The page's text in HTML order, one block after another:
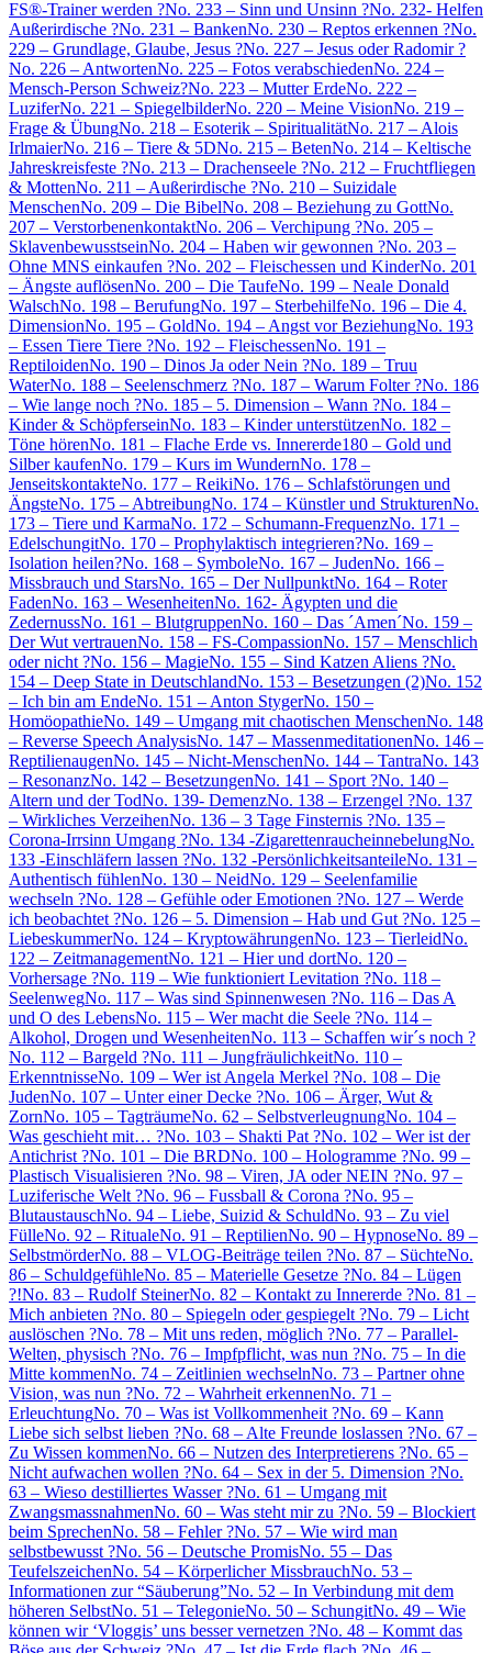
FS®-Trainer werden ?No. 233 – Sinn und Unsinn ?No. 232- Helfen
Außerirdische ?No. 231 – BankenNo. 230 – Reptos erkennen ?No.
229 – Grundlage, Glaube, Jesus ?No. 227 – Jesus oder Radomir ?
No. 226 – AntwortenNo. 225 – Fotos verabschiedenNo. 224 –
Mensch-Person Schweiz?No. 223 – Mutter ErdeNo. 222 –
LuziferNo. 221 – SpiegelbilderNo. 220 – Meine VisionNo. 219 –
Frage & ÜbungNo. 218 – Esoterik – SpiritualitätNo. 217 – Alois
IrlmaierNo. 216 – Tiere & 5DNo. 215 – BetenNo. 214 – Keltische
Jahreskreisfeste ?No. 213 – Drachenseele ?No. 212 – Fruchtfliegen
& MottenNo. 211 – Außerirdische ?No. 210 – Suizidale
MenschenNo. 209 – Die BibelNo. 208 – Beziehung zu GottNo.
207 – VerstorbenenkontaktNo. 206 – Verchipung ?No. 205 –
SklavenbewusstseinNo. 204 – Haben wir gewonnen ?No. 203 –
Ohne MNS einkaufen ?No. 202 – Fleischessen und KinderNo. 201
– Ängste auflösenNo. 200 – Die TaufeNo. 199 – Neale Donald
WalschNo. 198 – BerufungNo. 197 – SterbehilfeNo. 196 – Die 4.
DimensionNo. 195 – GoldNo. 194 – Angst vor BeziehungNo. 193
– Essen Tiere Tiere ?No. 192 – FleischessenNo. 191 –
ReptiloidenNo. 190 – Dinos Ja oder Nein ?No. 189 – Truu
WaterNo. 188 – Seelenschmerz ?No. 187 – Warum Folter ?No. 186
– Wie lange noch ?No. 185 – 5. Dimension – Wann ?No. 184 –
Kinder & SchöpferseinNo. 183 – Kinder unterstützenNo. 182 –
Töne hörenNo. 181 – Flache Erde vs. Innererde180 – Gold und
Silber kaufenNo. 179 – Kurs im WundernNo. 178 –
JenseitskontakteNo. 177 – ReikiNo. 176 – Schlafstörungen und
ÄngsteNo. 175 – AbtreibungNo. 174 – Künstler und StrukturenNo.
173 – Tiere und KarmaNo. 172 – Schumann-FrequenzNo. 171 –
EdelschungitNo. 170 – Prophylaktisch integrieren?No. 169 –
Isolation heilen?No. 168 – SymboleNo. 167 – JudenNo. 166 –
Missbrauch und StarsNo. 165 – Der NullpunktNo. 164 – Roter
FadenNo. 163 – WesenheitenNo. 162- Ägypten und die
ZedernussNo. 161 – BlutgruppenNo. 160 – Das ´Amen´No. 159 –
Der Wut vertrauenNo. 158 – FS-CompassionNo. 157 – Menschlich
oder nicht ?No. 156 – MagieNo. 155 – Sind Katzen Aliens ?No.
154 – Deep State in DeutschlandNo. 153 – Besetzungen (2)No. 152
– Ich bin am EndeNo. 151 – Anton StygerNo. 150 –
HomöopathieNo. 149 – Umgang mit chaotischen MenschenNo. 148
– Reverse Speech AnalysisNo. 147 – MassenmeditationenNo. 146 –
ReptilienaugenNo. 145 – Nicht-MenschenNo. 144 – TantraNo. 143
– ResonanzNo. 142 – BesetzungenNo. 141 – Sport ?No. 140 –
Altern und der TodNo. 139- DemenzNo. 138 – Erzengel ?No. 137
– Wirkliches VerzeihenNo. 136 – 3 Tage Finsternis ?No. 135 –
Corona-Irrsinn Umgang ?No. 134 -ZigarettenraucheinnebelungNo.
133 -Einschläfern lassen ?No. 132 -PersönlichkeitsanteileNo. 131 –
Authentisch fühlenNo. 130 – NeidNo. 129 – Seelenfamilie
wechseln ?No. 128 – Gefühle oder Emotionen ?No. 127 – Werde
ich beobachtet ?No. 126 – 5. Dimension – Hab und Gut ?No. 125 –
LiebeskummerNo. 124 – KryptowährungenNo. 123 – TierleidNo.
122 – ZeitmanagementNo. 121 – Hier und dortNo. 120 –
Vorhersage ?No. 119 – Wie funktioniert Levitation ?No. 118 –
SeelenwegNo. 117 – Was sind Spinnenwesen ?No. 116 – Das A
und O des LebensNo. 115 – Wer macht die Seele ?No. 114 –
Alkohol, Drogen und WesenheitenNo. 113 – Schaffen wir´s noch ?
No. 112 – Bargeld ?No. 111 – JungfräulichkeitNo. 110 –
ErkenntnisseNo. 109 – Wer ist Angela Merkel ?No. 108 – Die
JudenNo. 107 – Unter einer Decke ?No. 106 – Ärger, Wut &
ZornNo. 105 – TagträumeNo. 62 – SelbstverleugnungNo. 104 –
Was geschieht mit… ?No. 103 – Shakti Pat ?No. 102 – Wer ist der
Antichrist ?No. 101 – Die BRDNo. 100 – Hologramme ?No. 99 –
Plastisch Visualisieren ?No. 98 – Viren, JA oder NEIN ?No. 97 –
Luziferische Welt ?No. 96 – Fussball & Corona ?No. 95 –
BlutaustauschNo. 94 – Liebe, Suizid & SchuldNo. 93 – Zu viel
FülleNo. 92 – RitualeNo. 91 – ReptilienNo. 90 – HypnoseNo. 89 –
SelbstmörderNo. 88 – VLOG-Beiträge teilen ?No. 87 – SüchteNo.
86 – SchuldgefühleNo. 85 – Materielle Gesetze ?No. 84 – Lügen
?!No. 83 – Rudolf SteinerNo. 82 – Kontakt zu Innererde ?No. 81 –
Mich anbieten ?No. 80 – Spiegeln oder gespiegelt ?No. 79 – Licht
auslöschen ?No. 78 – Mit uns reden, möglich ?No. 77 – Parallel-
Welten, physisch ?No. 76 – Impfpflicht, was nun ?No. 75 – In die
Mitte kommenNo. 74 – Zeitlinien wechselnNo. 73 – Partner ohne
Vision, was nun ?No. 72 – Wahrheit erkennenNo. 71 –
ErleuchtungNo. 70 – Was ist Vollkommenheit ?No. 69 – Kann
Liebe sich selbst lieben ?No. 68 – Alte Freunde loslassen ?No. 67 –
Zu Wissen kommenNo. 66 – Nutzen des Interpretierens ?No. 65 –
Nicht aufwachen wollen ?No. 64 – Sex in der 5. Dimension ?No.
63 – Wieso destilliertes Wasser ?No. 61 – Umgang mit
ZwangsmassnahmenNo. 60 – Was steht mir zu ?No. 59 – Blockiert
beim SprechenNo. 58 – Fehler ?No. 57 – Wie wird man
selbstbewusst ?No. 56 – Deutsche PromisNo. 55 – Das
TeufelszeichenNo. 54 – Körperlicher MissbrauchNo. 53 –
Informationen zur “Säuberung”No. 52 – In Verbindung mit dem
höheren SelbstNo. 51 – TelegonieNo. 50 – SchungitNo. 49 – Wie
können wir ‘Vloggis’ uns besser vernetzen ?No. 48 – Kommt das